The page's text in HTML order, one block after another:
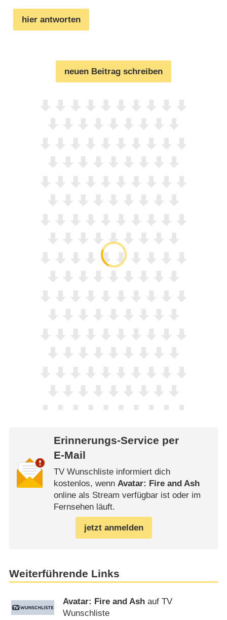
hier antworten
neuen Beitrag schreiben
Erinnerungs-Service per
E-Mail
TV Wunschliste informiert dich
kostenlos, wenn Avatar: Fire and Ash
online als Stream verfügbar ist oder im
Fernsehen läuft.
jetzt anmelden
Weiterführende Links
Avatar: Fire and Ash auf TV
Wunschliste